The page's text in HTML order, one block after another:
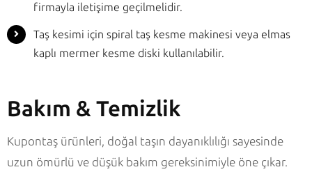
firmayla iletişime geçilmelidir.
Taş kesimi için spiral taş kesme makinesi veya elmas
kaplı mermer kesme diski kullanılabilir.
Bakım & Temizlik
Kupontaş ürünleri, doğal taşın dayanıklılığı sayesinde
uzun ömürlü ve düşük bakım gereksinimiyle öne çıkar.